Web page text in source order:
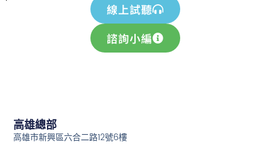
線上試聽
諮詢小編
高雄總部
高雄市新興區六合二路12號6樓